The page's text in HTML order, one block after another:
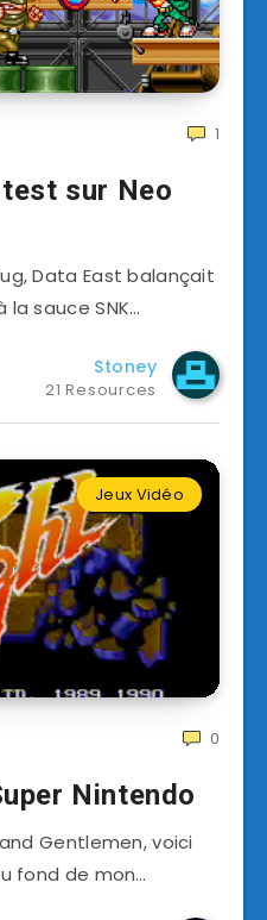
1
sur Neo
Data East balançait
sauce SNK…
Stoney
21 Resources
Jeux Vidéo
0
Nintendo
Gentlemen, voici
fond de mon…